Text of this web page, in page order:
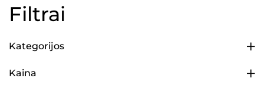
Filtrai
Kategorijos
Kaina